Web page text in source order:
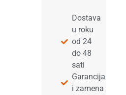
Dostava
u roku
od 24
do 48
sati
Garancija
i zamena